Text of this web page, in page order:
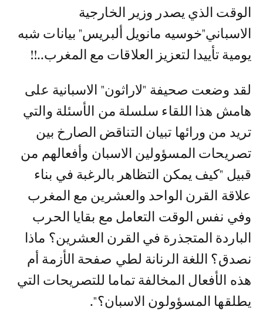
الوقت الذي يصدر وزير الخارجية
الاسباني"خوسيه مانويل ألبريس" بيانات شبه
يومية تأييدا لتعزيز العلاقات مع المغرب..!!
لقد وضعت صحيفة "لاراثون" الاسبانية على
هامش هذا اللقاء سلسلة من الأسئلة والتي
تريد من ورائها تبيان التناقض الصارخ بين
تصريحات المسؤولين الاسبان وأفعالهم من
قبيل "كيف يمكن التظاهر بالرغبة في بناء
علاقة القرن الواحد والعشرين مع المغرب
وفي نفس الوقت التعامل مع بقايا الحرب
الباردة المتجذرة في القرن العشرين؟ ماذا
نصدق؟ اللغة الرنانة لطي صفحة الأزمة أم
هذه الأفعال المخالفة تماما للتصريحات التي
يطلقها المسؤولون الاسبان؟".